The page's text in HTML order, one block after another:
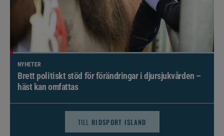
NYHETER
Brett politiskt stöd för förändringar i djursjukvården –
häst kan omfattas
TILL RIDSPORT ISLAND